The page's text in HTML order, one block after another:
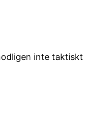
inte taktiskt